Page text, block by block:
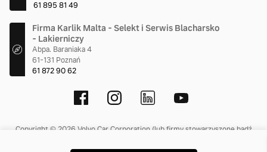
61 895 81 49
Firma Karlik Malta - Selekt i Serwis Blacharsko
- Lakierniczy
Abpa. Baraniaka 4
61-131 Poznań
61 872 90 62
Copyright © 2026 Volvo Car Corporation (lub firmy stowarzyszone bądź